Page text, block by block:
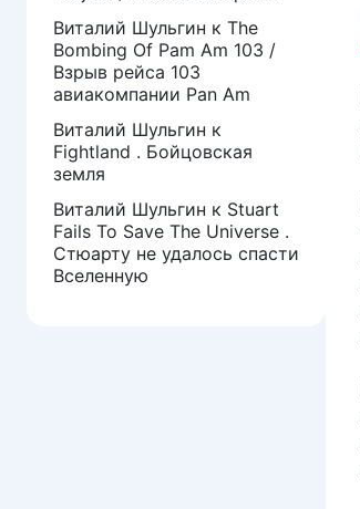
Виталий Шульгин к The
Bombing Of Pam Am 103 /
Взрыв рейса 103
авиакомпании Pan Am
Виталий Шульгин к
Fightland . Бойцовская
земля
Виталий Шульгин к Stuart
Fails To Save The Universe .
Стюарту не удалось спасти
Вселенную